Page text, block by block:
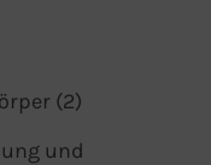
(2)
und